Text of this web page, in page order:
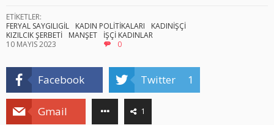
ETİKETLER:
FERYAL SAYGILIGİL
KADIN POLİTİKALARI
KADINİŞÇİ
KIZILCIK ŞERBETİ
MANŞET
İŞÇİ KADINLAR
10 MAYIS 2023
0
Facebook Twitter 1
Gmail 1